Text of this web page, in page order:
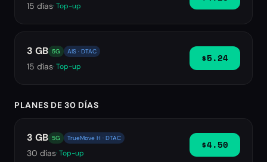
15 días· Top-up
3 GB 5G AIS · DTAC
15 días· Top-up
$5.24
PLANES DE 30 DÍAS
3 GB 5G TrueMove H · DTAC
30 días· Top-up
$4.50